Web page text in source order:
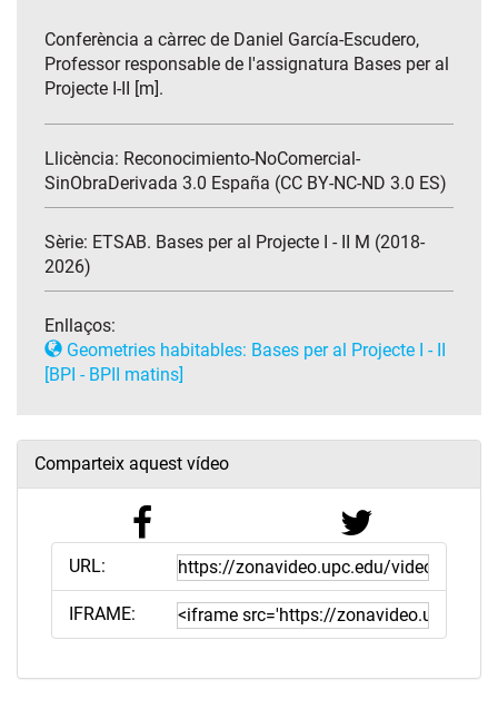
Conferència a càrrec de Daniel García-Escudero,
Professor responsable de l'assignatura Bases per al
Projecte I-II [m].
Llicència: Reconocimiento-NoComercial-
SinObraDerivada 3.0 España (CC BY-NC-ND 3.0 ES)
Sèrie: ETSAB. Bases per al Projecte I - II M (2018-
2026)
Enllaços:
Geometries habitables: Bases per al Projecte I - II
[BPI - BPII matins]
Comparteix aquest vídeo
URL:
IFRAME: